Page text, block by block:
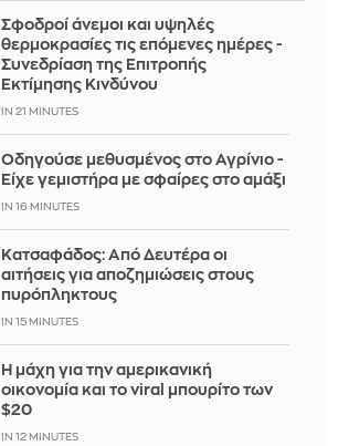
Σφοδροί άνεμοι και υψηλές
θερμοκρασίες τις επόμενες ημέρες -
Συνεδρίαση της Επιτροπής
Εκτίμησης Κινδύνου
IN 21 MINUTES
Οδηγούσε μεθυσμένος στο Αγρίνιο -
Είχε γεμιστήρα με σφαίρες στο αμάξι
IN 16 MINUTES
Κατσαφάδος: Από Δευτέρα οι
αιτήσεις για αποζημιώσεις στους
πυρόπληκτους
IN 15 MINUTES
Η μάχη για την αμερικανική
οικονομία και το viral μπουρίτο των
$20
IN 12 MINUTES